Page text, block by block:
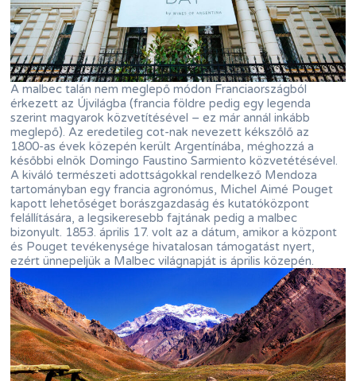
A malbec talán nem meglepő módon Franciaországból
érkezett az Újvilágba (francia földre pedig egy legenda
szerint magyarok közvetítésével – ez már annál inkább
meglepő). Az eredetileg cot-nak nevezett kékszőlő az
1800-as évek közepén került Argentínába, méghozzá a
későbbi elnök Domingo Faustino Sarmiento közvetétésével.
A kiváló természeti adottságokkal rendelkező Mendoza
tartományban egy francia agronómus, Michel Aimé Pouget
kapott lehetőséget borászgazdaság és kutatóközpont
felállítására, a legsikeresebb fajtának pedig a malbec
bizonyult. 1853. április 17. volt az a dátum, amikor a központ
és Pouget tevékenysége hivatalosan támogatást nyert,
ezért ünnepeljük a Malbec világnapját is április közepén.